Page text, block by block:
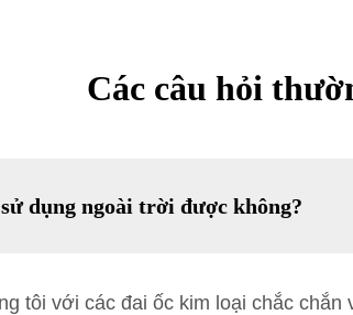
Các câu hỏi
dụng ngoài trời được không?
tôi với các đai ốc kim loại chắc